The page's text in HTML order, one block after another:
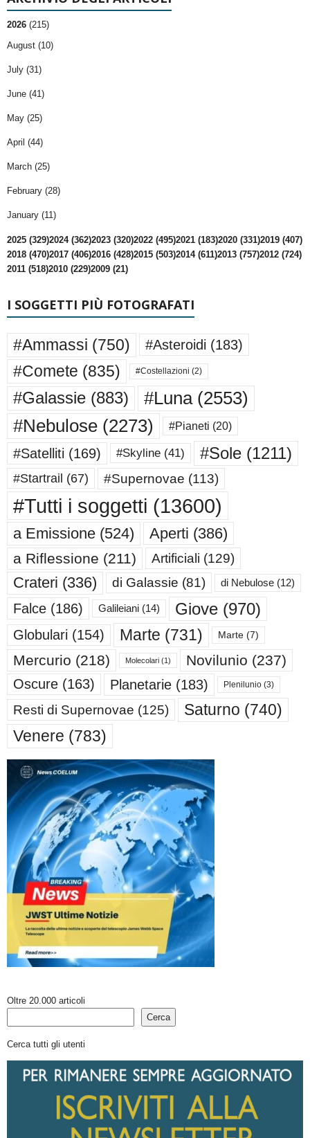
2026 (215)
August (10)
July (31)
June (41)
May (25)
April (44)
March (25)
February (28)
January (11)
2025 (329)2024 (362)2023 (320)2022 (495)2021 (183)2020 (331)2019 (407)
2018 (470)2017 (406)2016 (428)2015 (503)2014 (611)2013 (757)2012 (724)
2011 (518)2010 (229)2009 (21)
I SOGGETTI PIÙ FOTOGRAFATI
#Ammassi (750) #Asteroidi (183)
#Comete (835) #Costellazioni (2)
#Galassie (883) #Luna (2553)
#Nebulose (2273) #Pianeti (20)
#Satelliti (169) #Skyline (41) #Sole (1211)
#Startrail (67) #Supernovae (113)
#Tutti i soggetti (13600)
a Emissione (524) Aperti (386)
a Riflessione (211) Artificiali (129)
Crateri (336) di Galassie (81) di Nebulose (12)
Falce (186) Galileiani (14) Giove (970)
Globulari (154) Marte (731) Marte (7)
Mercurio (218) Molecolari (1) Novilunio (237)
Oscure (163) Planetarie (183) Plenilunio (3)
Resti di Supernovae (125) Saturno (740)
Venere (783)
Oltre 20.000 articoli
Cerca
Cerca tutti gli utenti